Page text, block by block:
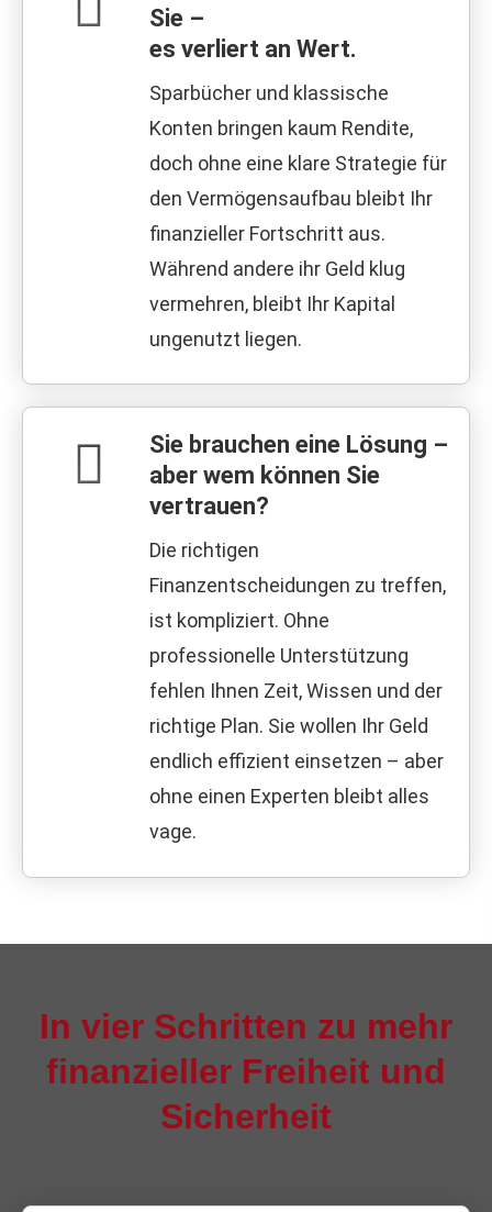
Sie –
es verliert an Wert.
Sparbücher und klassische
Konten bringen kaum Rendite,
doch ohne eine klare Strategie für
den Vermögensaufbau bleibt Ihr
finanzieller Fortschritt aus.
Während andere ihr Geld klug
vermehren, bleibt Ihr Kapital
ungenutzt liegen.
Sie brauchen eine Lösung –
aber wem können Sie
vertrauen?
Die richtigen
Finanzentscheidungen zu treffen,
ist kompliziert. Ohne
professionelle Unterstützung
fehlen Ihnen Zeit, Wissen und der
richtige Plan. Sie wollen Ihr Geld
endlich effizient einsetzen – aber
ohne einen Experten bleibt alles
vage.
In vier Schritten zu mehr
finanzieller Freiheit und
Sicherheit